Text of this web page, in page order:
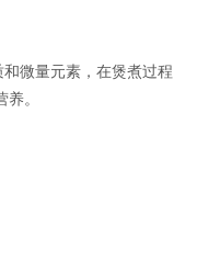
微量元素，在煲煮过程
。